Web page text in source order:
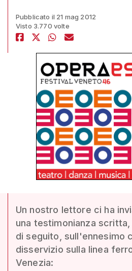
Pubblicato il 21 mag 2012
Visto 3.770 volte
Un nostro lettore ci ha
una testimonianza
di seguito, sull'ennesimo
disservizio sulla linea
Venezia: